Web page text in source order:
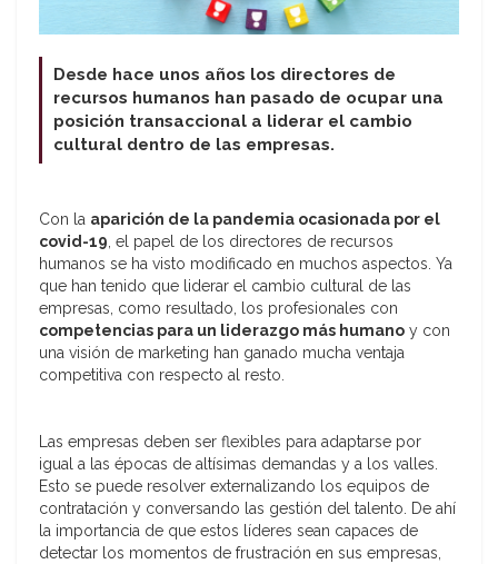
Desde hace unos años los directores de
recursos humanos han pasado de ocupar una
posición transaccional a liderar el cambio
cultural dentro de las empresas.
Con la aparición de la pandemia ocasionada por el
covid-19, el papel de los directores de recursos
humanos se ha visto modificado en muchos aspectos. Ya
que han tenido que liderar el cambio cultural de las
empresas, como resultado, los profesionales con
competencias para un liderazgo más humano y con
una visión de marketing han ganado mucha ventaja
competitiva con respecto al resto.
Las empresas deben ser flexibles para adaptarse por
igual a las épocas de altísimas demandas y a los valles.
Esto se puede resolver externalizando los equipos de
contratación y conversando las gestión del talento. De ahí
la importancia de que estos líderes sean capaces de
detectar los momentos de frustración en sus empresas,